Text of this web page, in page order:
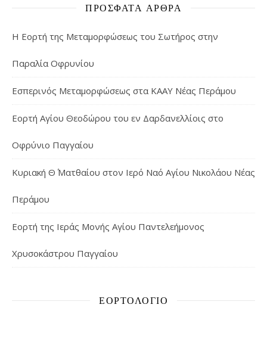
ΠΡΌΣΦΑΤΑ ΆΡΘΡΑ
Η Εορτή της Μεταμορφώσεως του Σωτήρος στην
Παραλία Οφρυνίου
Εσπερινός Μεταμορφώσεως στα ΚΑΑΥ Νέας Περάμου
Εορτή Αγίου Θεοδώρου του εν Δαρδανελλίοις στο
Οφρύνιο Παγγαίου
Κυριακή Θ΄ Ματθαίου στον Ιερό Ναό Αγίου Νικολάου Νέας
Περάμου
Εορτή της Ιεράς Μονής Αγίου Παντελεήμονος
Χρυσοκάστρου Παγγαίου
ΕΟΡΤΟΛΌΓΙΟ